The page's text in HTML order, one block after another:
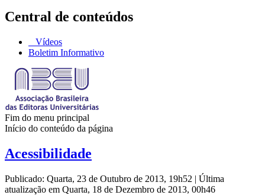
Central de conteúdos
Vídeos
Boletim Informativo
Fim do menu principal
Início do conteúdo da página
Acessibilidade
Publicado: Quarta, 23 de Outubro de 2013, 19h52 | Última
atualização em Quarta, 18 de Dezembro de 2013, 00h46